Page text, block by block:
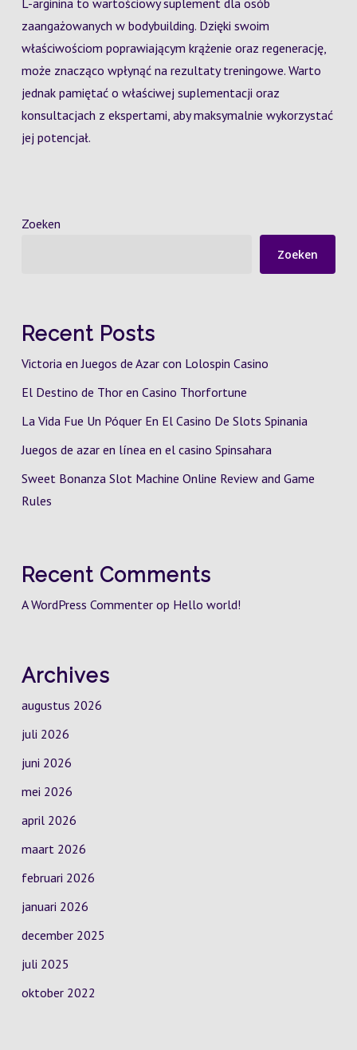
L-arginina to wartościowy suplement dla osób
zaangażowanych w bodybuilding. Dzięki swoim
właściwościom poprawiającym krążenie oraz regenerację,
może znacząco wpłynąć na rezultaty treningowe. Warto
jednak pamiętać o właściwej suplementacji oraz
konsultacjach z ekspertami, aby maksymalnie wykorzystać
jej potencjał.
Zoeken
Zoeken
Recent Posts
Victoria en Juegos de Azar con Lolospin Casino
El Destino de Thor en Casino Thorfortune
La Vida Fue Un Póquer En El Casino De Slots Spinania
Juegos de azar en línea en el casino Spinsahara
Sweet Bonanza Slot Machine Online Review and Game
Rules
Recent Comments
A WordPress Commenterop Hello world!
Archives
augustus 2026
juli 2026
juni 2026
mei 2026
april 2026
maart 2026
februari 2026
januari 2026
december 2025
juli 2025
oktober 2022